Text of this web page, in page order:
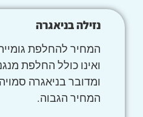
נזילה בניאגרה
המחיר להחלפת
ואינו כולל החלפת
ומדובר בניאגרה
המחיר הגבוה.